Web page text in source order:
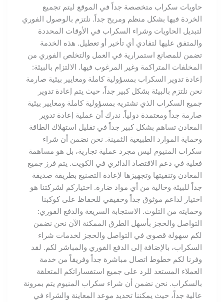
حاويات سكراب متخصصة جداً في الموقع ليتم تجميع
الخردة فيها بشكل منظم ومريح جداً. نلتزم بالوصول الفوري
لتبديل الحاويات وشراء السكراب في الأوقات المحددة
والمتفق عليها لتفادي أي تأخير أو تعطيل. هذه الخدمة
تضمن للمصانع استمرارية في العمل والتخلص الفوري من
المخلفات المتراكمة وغير المرغوب فيها. الالتزام بالبيئة:
إعادة تدوير السكراب بمسؤولية كاملة ومعايير بيئية صارمة
نحن نلتزم بالبيئة بشكل كبير جداً، حيث يتم إعادة تدوير
جميع السكراب الذي نشتريه بمسؤولية كاملة ومعايير بيئية
صارمة جداً ومعتمدة دولياً. ندرك أن عملية إعادة تدوير
المعادن تساهم بشكل كبير جداً في تقليل استهلاك الطاقة
وحماية الموارد الطبيعية الثمينة. نحن نضمن أن شراء
سكراب المنيوم ليس مجرد عملية تجارية، بل هو مساهمة
فعلية في دعم الاقتصاد الدائري في الكويت. يتم فرز جميع
المعادن وتنقيتها وتجهيزها لإعادة التصنيع بطريقة صديقة
جداً للبيئة وخالية من أي مواد ضارة. اختياركم لشركتنا هو
اختيار لداعم موثوق جداً وحقيقي للحفاظ على كوكبنا
وحمايته من التلوث. الاستجابة السريعة والدفع الفوري:
التواصل والحجز بأسهل الطرق الممكنة الآن نحن نضمن
لكم سهولة قصوى في التواصل والحجز لخدمات شراء
السكراب، بالإضافة إلى الدفع الفوري والمباشر لكم. لقد
وفرنا لكم خطوط اتصال مباشرة جداً وفريقاً من خدمة
العملاء المستعد للرد على جميع استفساراتكم المتعلقة
بالسكراب. نحن نضمن أن شراء سكراب المنيوم يتم بمرونة
عالية جداً، حيث يمكننا تحديد موعد المعاينة والشراء في